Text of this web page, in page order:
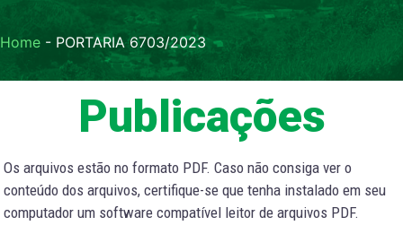
Home - PORTARIA 6703/2023
Publicações
Os arquivos estão no formato PDF. Caso não consiga ver o
conteúdo dos arquivos, certifique-se que tenha instalado em seu
computador um software compatível leitor de arquivos PDF.